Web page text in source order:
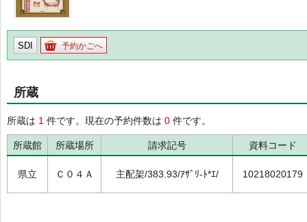
SDI 予約かごへ
所蔵
所蔵は 1 件です。現在の予約件数は 0 件です。
所蔵館 所蔵場所 請求記号 資料コード
県立 Ｃ０４Ａ 主配架/383.93/ｱｻﾞﾘ-ﾄ*ｴ/ 10218020179